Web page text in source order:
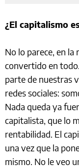
¿El capitalismo
No lo parece, en la
convertido en
parte de nuestras
redes sociales:
Nada queda ya
capitalista, que lo
rentabilidad. El
una vez que la
mismo. No le veo